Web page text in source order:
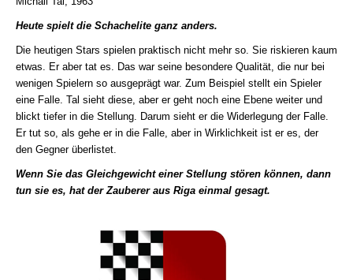
Heute spielt die Schachelite ganz anders.
Die heutigen Stars spielen praktisch nicht mehr so. Sie riskieren kaum
etwas. Er aber tat es. Das war seine besondere Qualität, die nur bei
wenigen Spielern so ausgeprägt war. Zum Beispiel stellt ein Spieler
eine Falle. Tal sieht diese, aber er geht noch eine Ebene weiter und
blickt tiefer in die Stellung. Darum sieht er die Widerlegung der Falle.
Er tut so, als gehe er in die Falle, aber in Wirklichkeit ist er es, der
den Gegner überlistet.
Wenn Sie das Gleichgewicht einer Stellung stören können, dann
tun sie es, hat der Zauberer aus Riga einmal gesagt.